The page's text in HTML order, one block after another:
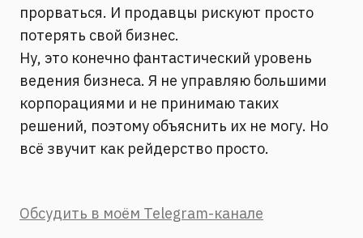
прорваться. И продавцы рискуют просто
потерять свой бизнес.
Ну, это конечно фантастический уровень
ведения бизнеса. Я не управляю большими
корпорациями и не принимаю таких
решений, поэтому объяснить их не могу. Но
всё звучит как рейдерство просто.
Обсудить в моём Telegram-канале